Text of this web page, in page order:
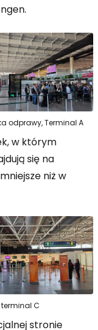
odprawy, Terminal A
w którym
się na
niż w
C
stronie